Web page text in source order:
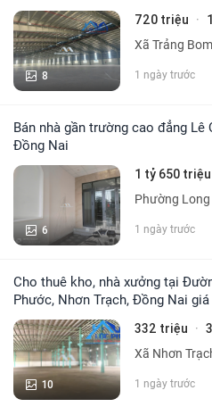
8
720 triệu ·
Xã Trảng
1 ngày trước
Bán nhà gần trường cao đẳng Lê Quý Đôn phường Long Hưng
Đồng Nai
6
1 tỷ 650 triệu
Phường
1 ngày trước
Cho thuê kho, nhà xưởng tại Đường Nguyễn Ái Quốc, Hiệp
Phước, Nhơn Trạch, Đồng Nai
10
332 triệu ·
Xã Nhơn
1 ngày trước